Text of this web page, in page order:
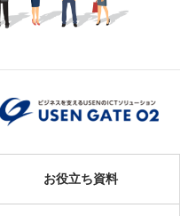
お役立ち資料